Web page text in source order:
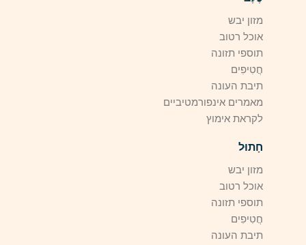
מזון יבש
אוכל רטוב
תוספי תזונה
חֲטִיפִים
תיבת העונה
מאמרים אינפורמטיביים
לקראת אימוץ
חָתוּל
מזון יבש
אוכל רטוב
תוספי תזונה
חֲטִיפִים
תיבת העונה